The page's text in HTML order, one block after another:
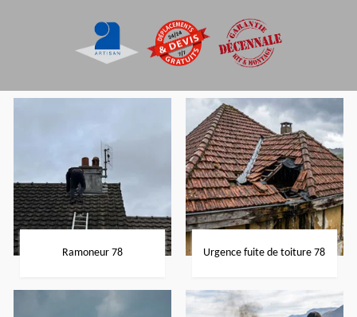
Ramoneur 78 Urgence fuite de toiture 78